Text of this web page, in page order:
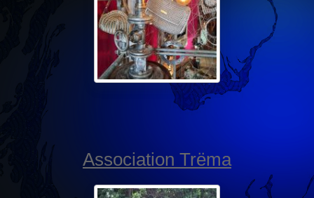
Association Trëma